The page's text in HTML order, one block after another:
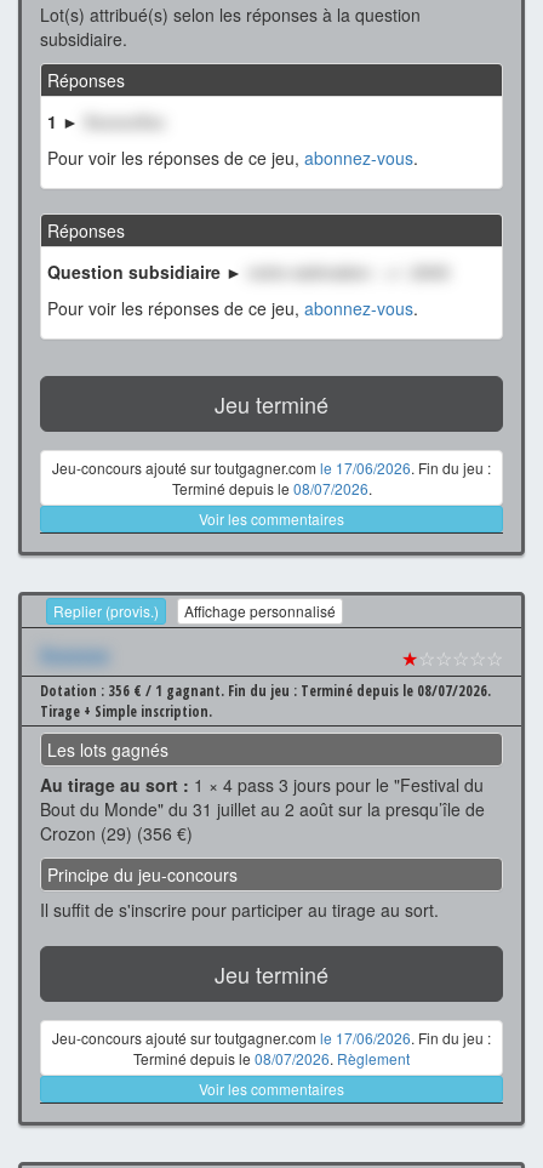
Lot(s) attribué(s) selon les réponses à la question
subsidiaire.
Réponses
1 ►
XxxxxxXxx
Pour voir les réponses de ce jeu, abonnez-vous.
Réponses
Question subsidiaire ►
notre estimation : +/- 2000
Pour voir les réponses de ce jeu, abonnez-vous.
Jeu terminé
Jeu-concours ajouté sur toutgagner.com le 17/06/2026. Fin du jeu :
Terminé depuis le 08/07/2026.
Voir les commentaires
Replier (provis.) Affichage personnalisé
Xxxxxxx ★☆☆☆☆☆
Dotation : 356 € / 1 gagnant. Fin du jeu : Terminé depuis le 08/07/2026.
Tirage + Simple inscription.
Les lots gagnés
Au tirage au sort : 1 × 4 pass 3 jours pour le "Festival du
Bout du Monde" du 31 juillet au 2 août sur la presqu’île de
Crozon (29) (356 €)
Principe du jeu-concours
Il suffit de s'inscrire pour participer au tirage au sort.
Jeu terminé
Jeu-concours ajouté sur toutgagner.com le 17/06/2026. Fin du jeu :
Terminé depuis le 08/07/2026. Règlement
Voir les commentaires